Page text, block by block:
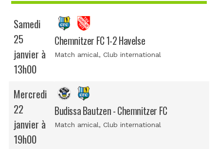
Samedi
25
janvier à
13h00
Chemnitzer FC 1-2 Havelse
Match amical, Club international
Mercredi
22
janvier à
19h00
Budissa Bautzen - Chemnitzer FC
Match amical, Club international